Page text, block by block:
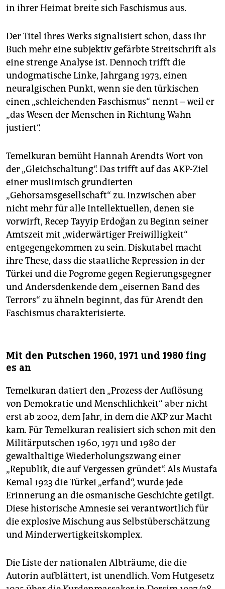
in ihrer Heimat breite sich Faschismus aus.
Der Titel ihres Werks signalisiert schon, dass ihr
Buch mehr eine subjektiv gefärbte Streitschrift als
eine strenge Analyse ist. Dennoch trifft die
undogmatische Linke, Jahrgang 1973, einen
neuralgischen Punkt, wenn sie den türkischen
einen „schleichenden Faschismus“ nennt – weil er
„das Wesen der Menschen in Richtung Wahn
justiert“.
Temelkuran bemüht Hannah Arendts Wort von
der „Gleichschaltung“. Das trifft auf das AKP-Ziel
einer muslimisch grundierten
„Gehorsamsgesellschaft“ zu. Inzwischen aber
nicht mehr für alle Intellektuellen, denen sie
vorwirft, Recep Tayyip Erdoğan zu Beginn seiner
Amtszeit mit „widerwärtiger Freiwilligkeit“
entgegengekommen zu sein. Diskutabel macht
ihre These, dass die staatliche Repression in der
Türkei und die Pogrome gegen Regierungsgegner
und Andersdenkende dem „eisernen Band des
Terrors“ zu ähneln beginnt, das für Arendt den
Faschismus charakterisierte.
Mit den Putschen 1960, 1971 und 1980 fing
es an
Temelkuran datiert den „Prozess der Auflösung
von Demokratie und Menschlichkeit“ aber nicht
erst ab 2002, dem Jahr, in dem die AKP zur Macht
kam. Für Temelkuran realisiert sich schon mit den
Militärputschen 1960, 1971 und 1980 der
gewalthaltige Wiederholungszwang einer
„Republik, die auf Vergessen gründet“. Als Mustafa
Kemal 1923 die Türkei „erfand“, wurde jede
Erinnerung an die osmanische Geschichte getilgt.
Diese historische Amnesie sei verantwortlich für
die explosive Mischung aus Selbstüberschätzung
und Minderwertigkeitskomplex.
Die Liste der nationalen Albträume, die die
Autorin aufblättert, ist unendlich. Vom Hutgesetz